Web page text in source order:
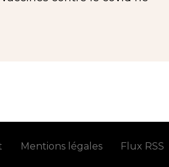
Mentions légales Flux RSS